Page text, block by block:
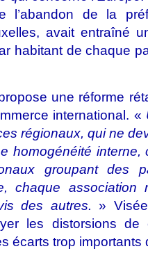
l’abandon de la
avait entraîné
habitant de chaque
une réforme
international. «
régionaux, qui ne
homogénéité
groupant des
chaque association
des autres. »
les distorsions de
écarts trop importants